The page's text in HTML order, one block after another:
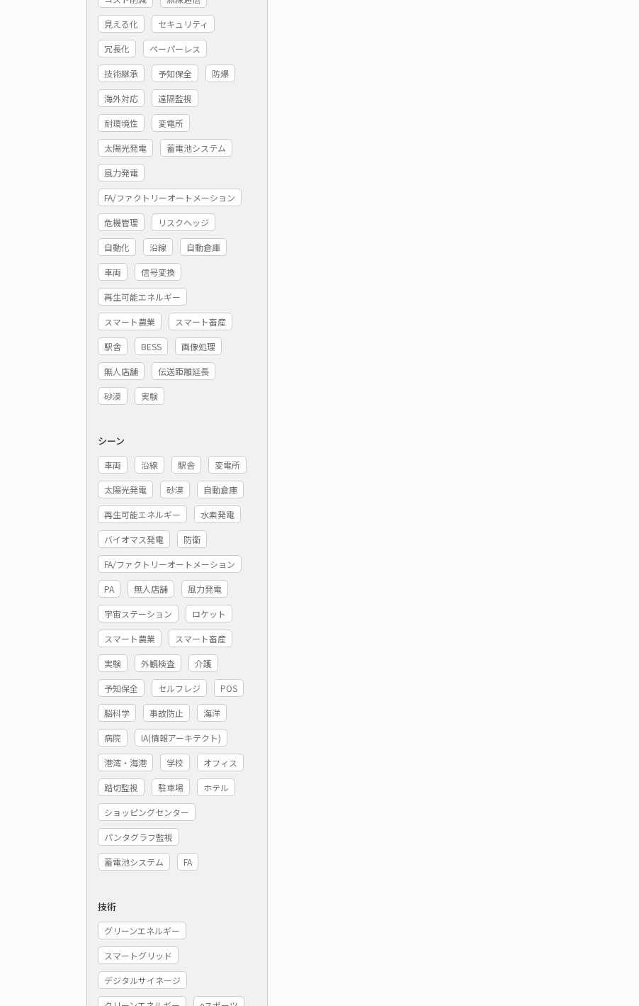
見える化 セキュリティ
冗長化 ペーパーレス
技術継承 予知保全 防爆
海外対応 遠隔監視
耐環境性 変電所
太陽光発電 蓄電池システム
風力発電
FA/ファクトリーオートメーション
危機管理 リスクヘッジ
自動化 沿線 自動倉庫
車両 信号変換
再生可能エネルギー
スマート農業 スマート畜産
駅舎 BESS 画像処理
無人店舗 伝送距離延長
砂漠 実験
シーン
車両 沿線 駅舎 変電所
太陽光発電 砂漠 自動倉庫
再生可能エネルギー 水素発電
バイオマス発電 防衛
FA/ファクトリーオートメーション
PA 無人店舗 風力発電
宇宙ステーション ロケット
スマート農業 スマート畜産
実験 外観検査 介護
予知保全 セルフレジ POS
脳科学 事故防止 海洋
病院 IA(情報アーキテクト)
港湾・海港 学校 オフィス
踏切監視 駐車場 ホテル
ショッピングセンター
パンタグラフ監視
蓄電池システム FA
技術
グリーンエネルギー
スマートグリッド
デジタルサイネージ